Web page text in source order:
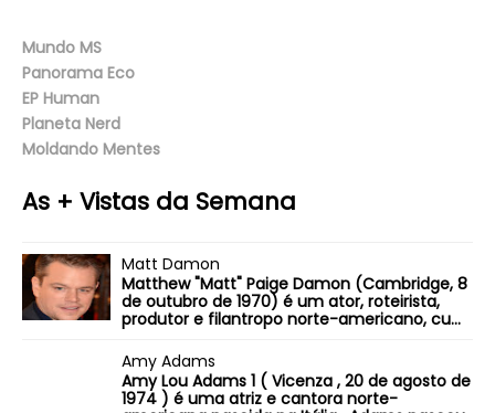
Mundo MS
Panorama Eco
EP Human
Planeta Nerd
Moldando Mentes
As + Vistas da Semana
Matt Damon
Matthew "Matt" Paige Damon (Cambridge, 8
de outubro de 1970) é um ator, roteirista,
produtor e filantropo norte-americano, cu...
Amy Adams
Amy Lou Adams 1 ( Vicenza , 20 de agosto de
1974 ) é uma atriz e cantora norte-